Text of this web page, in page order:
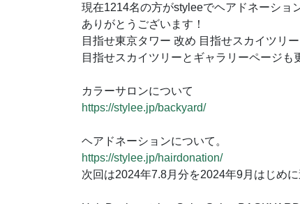
現在1214名の方がstyleeでヘアドネーショ
ありがとうございます！
目指せ東京タワー 改め 目指せスカイツリ
目指せスカイツリーとギャラリーページも
カラーサロンについて
https://stylee.jp/backyard/
ヘアドネーションについて。
https://stylee.jp/hairdonation/
次回は2024年7.8月分を2024年9月はじめに